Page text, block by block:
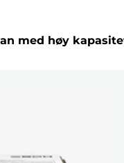
med høy